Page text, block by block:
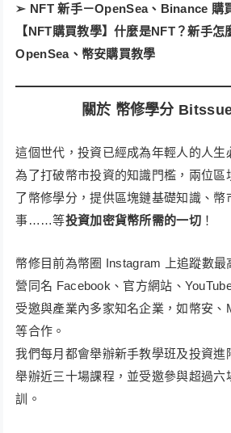
➢ NFT 新手－OpenSea、Binance 購
【NFT購買教學】什麼是NFT？新手怎
OpenSea、幣安購買教學
關於 幣修學分
這個世代，投資已經成為年輕人的人生
為了打破幣市投資的知識門檻，兩位區
了幣修學分，提供區塊鏈基礎知識、幣
事……等投資加密貨幣所需的一切 ！​
幣修目前為幣圈 Instagram 上追蹤數
營同名 Facebook、官方網站、
受邀與產業內多家知名企業，如幣安、
等合作。
我們每月都會舉辦新手教學班及投資進
舉辦近三十場課程，並受邀參與超過六
訓。